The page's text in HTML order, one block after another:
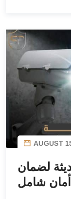
AUGUST
لضمان
أمان شامل